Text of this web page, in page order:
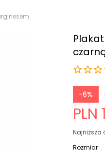
Zapomniałeś
Nie masz konta?
-6%
PLN
Najniższa
Rozmiar